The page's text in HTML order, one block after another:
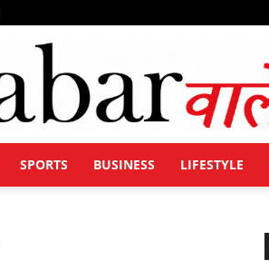
Khabar
SPORTS BUSINESS LIFESTYLE